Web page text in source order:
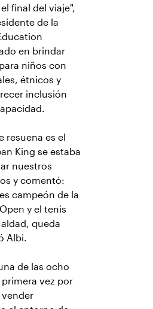
final del viaje",
de la
en brindar
niños con
étnicos y
inclusión
resuena es el
King se estaba
nuestros
y comentó:
campeón de la
y el tenis
queda
Albi.
de las ocho
vez por
vender